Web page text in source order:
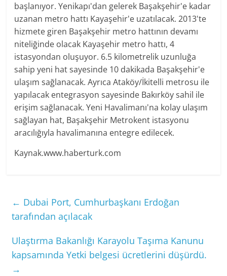
başlanıyor. Yenikapı'dan gelerek Başakşehir'e kadar
uzanan metro hattı Kayaşehir'e uzatılacak. 2013'te
hizmete giren Başakşehir metro hattının devamı
niteliğinde olacak Kayaşehir metro hattı, 4
istasyondan oluşuyor. 6.5 kilometrelik uzunluğa
sahip yeni hat sayesinde 10 dakikada Başakşehir'e
ulaşım sağlanacak. Ayrıca Ataköy/İkitelli metrosu ile
yapılacak entegrasyon sayesinde Bakırköy sahil ile
erişim sağlanacak. Yeni Havalimanı'na kolay ulaşım
sağlayan hat, Başakşehir Metrokent istasyonu
aracılığıyla havalimanına entegre edilecek.
Kaynak.www.haberturk.com
← Dubai Port, Cumhurbaşkanı Erdoğan
tarafından açılacak
Ulaştırma Bakanlığı Karayolu Taşıma Kanunu
kapsamında Yetki belgesi ücretlerini düşürdü.
→